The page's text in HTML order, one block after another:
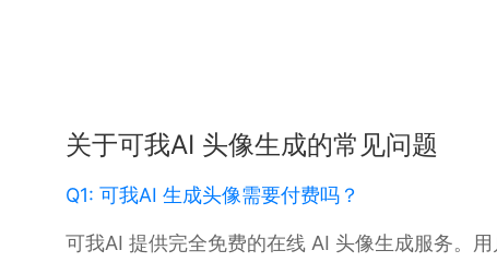
关于可我AI 头像生成的常见问题
Q1: 可我AI 生成头像需要付费吗？
可我AI 提供完全免费的在线 AI 头像生成服务。